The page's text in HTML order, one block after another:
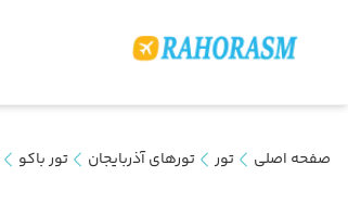
صفحه اصلی تور تورهای آذربایجان تور باکو